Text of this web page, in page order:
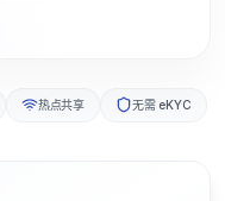
热点共享 无需 eKYC